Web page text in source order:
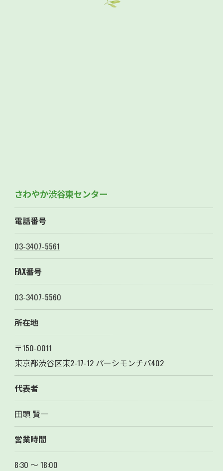
さわやか渋谷東センター
電話番号
03-3407-5561
FAX番号
03-3407-5560
所在地
〒150-0011
東京都渋谷区東2-17-12 パーシモンチバ402
代表者
田頭 賢一
営業時間
8:30 ～ 18:00